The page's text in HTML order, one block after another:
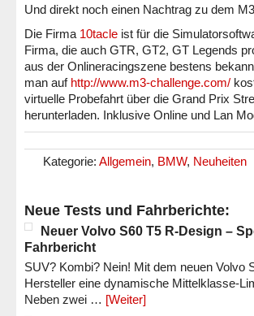
Und direkt noch einen Nachtrag zu dem
Die Firma 10tacle ist für die
Firma, die auch GTR, GT2, GT Legends
aus der Onlineracingszene bestens
man auf http://www.m3-challenge.com/
virtuelle Probefahrt über die Grand Prix
herunterladen. Inklusive Online und Lan
Kategorie: Allgemein, BMW, Neuheiten
Neue Tests und Fahrberichte:
Neuer Volvo S60 T5 R-Design –
Fahrbericht
SUV? Kombi? Nein! Mit dem neuen Volvo
Hersteller eine dynamische Mittelklasse-
Neben zwei … [Weiter]